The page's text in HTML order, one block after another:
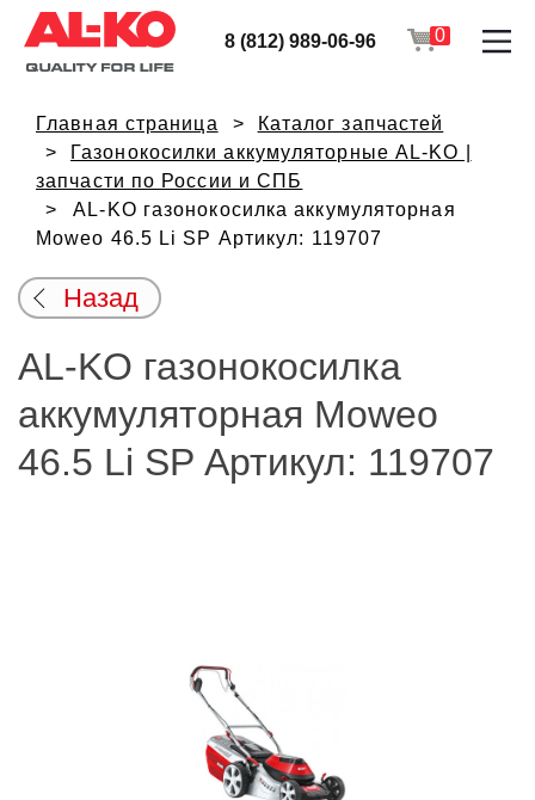
8 (812) 989-06-96 0
Главная страница
Каталог запчастей
Газонокосилки аккумуляторные AL-KO |
запчасти по России и СПБ
AL-KO газонокосилка аккумуляторная
Moweo 46.5 Li SP Артикул: 119707
Назад
AL-KO газонокосилка
аккумуляторная Moweo
46.5 Li SP Артикул: 119707